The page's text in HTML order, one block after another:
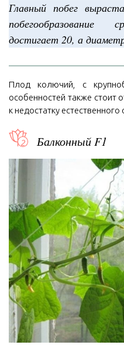
Главный побег
побегообразование
достигает 20, а
Плод колючий, с
особенностей также стоит
к недостатку
Балконный F1